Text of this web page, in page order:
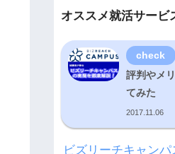
オススメ就活サービ
評判やメ
てみた
2017.11.06
ビズリーチキャン